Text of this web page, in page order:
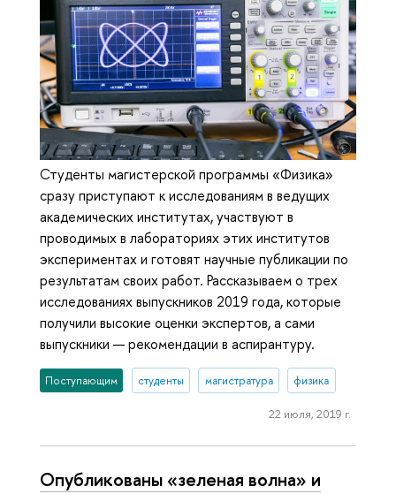
Студенты магистерской программы «Физика»
сразу приступают к исследованиям в ведущих
академических институтах, участвуют в
проводимых в лабораториях этих институтов
экспериментах и готовят научные публикации по
результатам своих работ. Рассказываем о трех
исследованиях выпускников 2019 года, которые
получили высокие оценки экспертов, а сами
выпускники — рекомендации в аспирантуру.
Поступающим студенты магистратура физика
22 июля, 2019 г.
Опубликованы «зеленая волна» и